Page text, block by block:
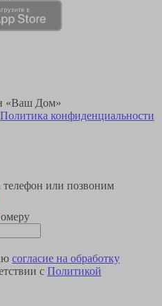
«Ваш Дом»
Политика конфиденциальности
или позвоним
согласие на обработку
с Политикой